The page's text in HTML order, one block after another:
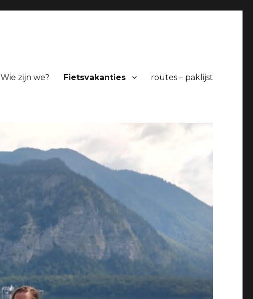
Wie zijn we? Fietsvakanties routes – paklijst